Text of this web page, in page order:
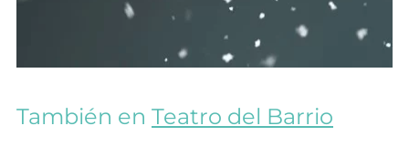
También en Teatro del Barrio